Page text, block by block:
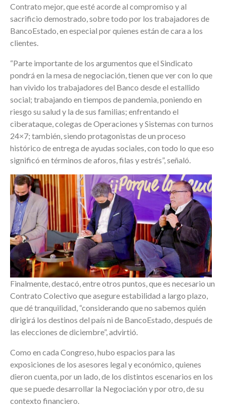
Contrato mejor, que esté acorde al compromiso y al
sacrificio demostrado, sobre todo por los trabajadores de
BancoEstado, en especial por quienes están de cara a los
clientes.
“Parte importante de los argumentos que el Sindicato
pondrá en la mesa de negociación, tienen que ver con lo que
han vivido los trabajadores del Banco desde el estallido
social; trabajando en tiempos de pandemia, poniendo en
riesgo su salud y la de sus familias; enfrentando el
ciberataque, colegas de Operaciones y Sistemas con turnos
24×7; también, siendo protagonistas de un proceso
histórico de entrega de ayudas sociales, con todo lo que eso
significó en términos de aforos, filas y estrés”, señaló.
Finalmente, destacó, entre otros puntos, que es necesario un
Contrato Colectivo que asegure estabilidad a largo plazo,
que dé tranquilidad, “considerando que no sabemos quién
dirigirá los destinos del país ni de BancoEstado, después de
las elecciones de diciembre”, advirtió.
Como en cada Congreso, hubo espacios para las
exposiciones de los asesores legal y económico, quienes
dieron cuenta, por un lado, de los distintos escenarios en los
que se puede desarrollar la Negociación y por otro, de su
contexto financiero.